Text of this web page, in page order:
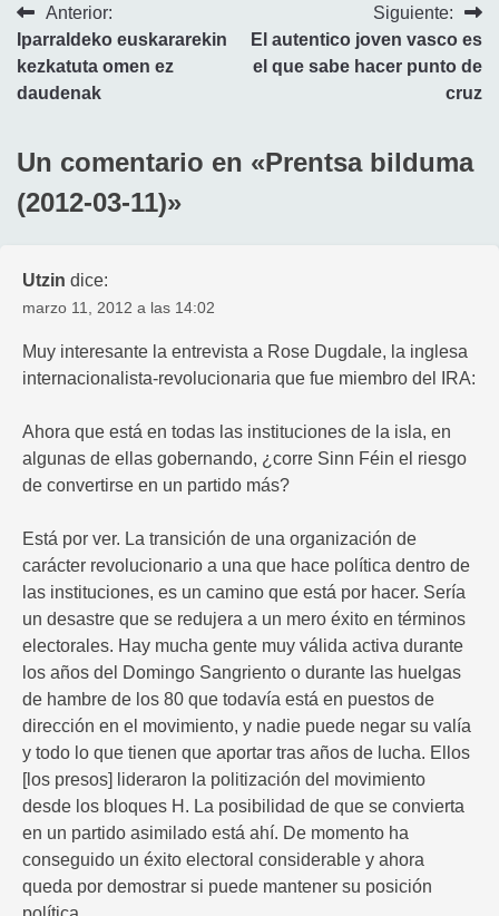
Navegación
de
entradas
Anterior:
Iparraldeko euskararekin
kezkatuta omen ez
daudenak
Siguiente:
El autentico joven vasco es
el que sabe hacer punto de
cruz
Un comentario en «Prentsa bilduma
(2012-03-11)»
Utzin dice:
marzo 11, 2012 a las 14:02
Muy interesante la entrevista a Rose Dugdale, la inglesa
internacionalista-revolucionaria que fue miembro del IRA:
Ahora que está en todas las instituciones de la isla, en
algunas de ellas gobernando, ¿corre Sinn Féin el riesgo
de convertirse en un partido más?
Está por ver. La transición de una organización de
carácter revolucionario a una que hace política dentro de
las instituciones, es un camino que está por hacer. Sería
un desastre que se redujera a un mero éxito en términos
electorales. Hay mucha gente muy válida activa durante
los años del Domingo Sangriento o durante las huelgas
de hambre de los 80 que todavía está en puestos de
dirección en el movimiento, y nadie puede negar su valía
y todo lo que tienen que aportar tras años de lucha. Ellos
[los presos] lideraron la politización del movimiento
desde los bloques H. La posibilidad de que se convierta
en un partido asimilado está ahí. De momento ha
conseguido un éxito electoral considerable y ahora
queda por demostrar si puede mantener su posición